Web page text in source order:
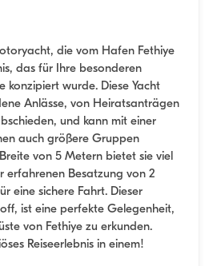
die vom Hafen Fethiye
das für Ihre besonderen
konzipiert wurde. Diese Yacht
Anlässe, von Heiratsanträgen
und kann mit einer
auch größere Gruppen
von 5 Metern bietet sie viel
erfahrenen Besatzung von 2
eine sichere Fahrt. Dieser
ist eine perfekte Gelegenheit,
von Fethiye zu erkunden.
Reiseerlebnis in einem!